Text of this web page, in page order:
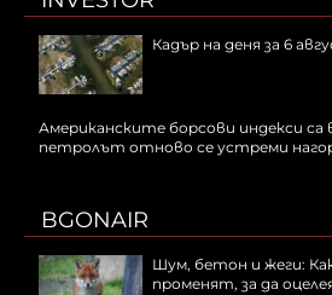
Кадър на деня за 6
Американските борсови индекси
петролът отново се устреми
BGONAIR
Шум, бетон и жеги:
променят, за да